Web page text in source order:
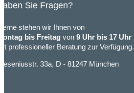
Sie Fragen?
stehen wir Ihnen von
bis Freitag von 9 Uhr bis 17 Uhr
professioneller Beratung zur Verfügung.
33a, D - 81247 München